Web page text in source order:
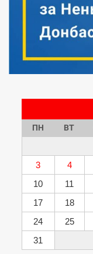
ПН ВТ
3
4
10
11
17
18
24
25
31